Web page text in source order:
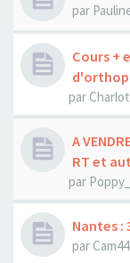
par
Cours +
par
A
RT et
par
Nantes :
par Cam44